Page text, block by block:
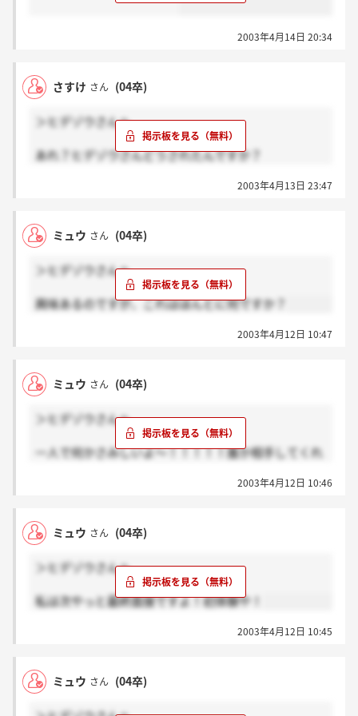
2003年4月14日 20:34
さすけ さん (04卒)
＞ヒデゾウさんへ
あれ？ヒデゾウさんどうされたんですか？
わからないです。
2003年4月13日 23:47
ミュウ さん (04卒)
＞ヒデゾウさんへ
興味あるのですが、これはほんとに何ですか？
2003年4月12日 10:47
ミュウ さん (04卒)
＞ヒデゾウさんへ
一人で何かさみしいよ～！！！！！誰か相手してくれ
2003年4月12日 10:46
ミュウ さん (04卒)
＞ヒデゾウさんへ
私は次やっと最終面接ですよ！初体験や！
2003年4月12日 10:45
ミュウ さん (04卒)